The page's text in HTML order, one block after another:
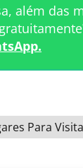
além das
Para